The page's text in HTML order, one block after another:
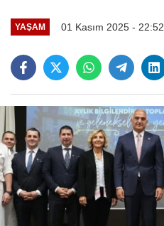
YAŞAM 01 Kasım 2025 - 22:52